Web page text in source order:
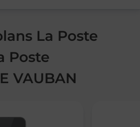
La Poste
Poste
VAUBAN